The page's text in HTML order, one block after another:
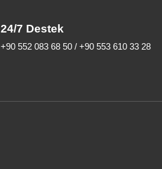
24/7 Destek
+90 552 083 68 50 / +90 553 610 33 28